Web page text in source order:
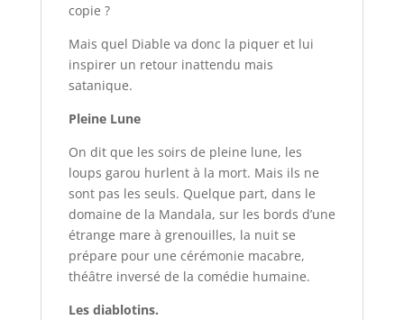
copie ?
Mais quel Diable va donc la piquer et lui
inspirer un retour inattendu mais
satanique.
Pleine Lune
On dit que les soirs de pleine lune, les
loups garou hurlent à la mort. Mais ils ne
sont pas les seuls. Quelque part, dans le
domaine de la Mandala, sur les bords d’une
étrange mare à grenouilles, la nuit se
prépare pour une cérémonie macabre,
théâtre inversé de la comédie humaine.
Les diablotins.